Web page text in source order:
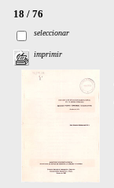
18 / 76
seleccionar
imprimir